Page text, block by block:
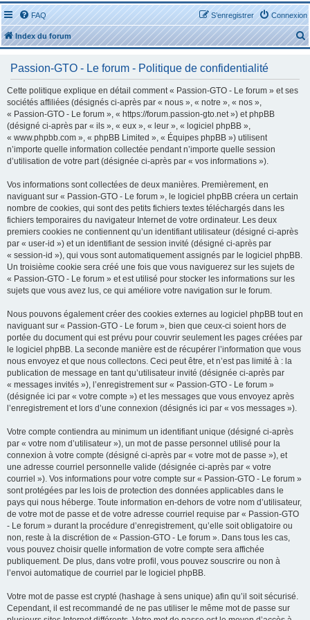
FAQ Connexion
S’enregistrer
Index du forum
e
Passion-GTO - Le forum - Politique de confidentialité
Cette politique explique en détail comment « Passion-GTO - Le forum » et ses
sociétés affiliées (désignés ci-après par « nous », « notre », « nos »,
« Passion-GTO - Le forum », « https://forum.passion-gto.net ») et phpBB
(désigné ci-après par « ils », « eux », « leur », « logiciel phpBB »,
« www.phpbb.com », « phpBB Limited », « Équipes phpBB ») utilisent
n’importe quelle information collectée pendant n’importe quelle session
d’utilisation de votre part (désignée ci-après par « vos informations »).
Vos informations sont collectées de deux manières. Premièrement, en
naviguant sur « Passion-GTO - Le forum », le logiciel phpBB créera un certain
nombre de cookies, qui sont des petits fichiers textes téléchargés dans les
fichiers temporaires du navigateur Internet de votre ordinateur. Les deux
premiers cookies ne contiennent qu’un identifiant utilisateur (désigné ci-après
par « user-id ») et un identifiant de session invité (désigné ci-après par
« session-id »), qui vous sont automatiquement assignés par le logiciel phpBB.
Un troisième cookie sera créé une fois que vous naviguerez sur les sujets de
« Passion-GTO - Le forum » et est utilisé pour stocker les informations sur les
sujets que vous avez lus, ce qui améliore votre navigation sur le forum.
Nous pouvons également créer des cookies externes au logiciel phpBB tout en
naviguant sur « Passion-GTO - Le forum », bien que ceux-ci soient hors de
portée du document qui est prévu pour couvrir seulement les pages créées par
le logiciel phpBB. La seconde manière est de récupérer l’information que vous
nous envoyez et que nous collectons. Ceci peut être, et n’est pas limité à : la
publication de message en tant qu’utilisateur invité (désignée ci-après par
« messages invités »), l’enregistrement sur « Passion-GTO - Le forum »
(désignée ici par « votre compte ») et les messages que vous envoyez après
l’enregistrement et lors d’une connexion (désignés ici par « vos messages »).
Votre compte contiendra au minimum un identifiant unique (désigné ci-après
par « votre nom d’utilisateur »), un mot de passe personnel utilisé pour la
connexion à votre compte (désigné ci-après par « votre mot de passe »), et
une adresse courriel personnelle valide (désignée ci-après par « votre
courriel »). Vos informations pour votre compte sur « Passion-GTO - Le forum »
sont protégées par les lois de protection des données applicables dans le
pays qui nous héberge. Toute information en-dehors de votre nom d’utilisateur,
de votre mot de passe et de votre adresse courriel requise par « Passion-GTO
- Le forum » durant la procédure d’enregistrement, qu’elle soit obligatoire ou
non, reste à la discrétion de « Passion-GTO - Le forum ». Dans tous les cas,
vous pouvez choisir quelle information de votre compte sera affichée
publiquement. De plus, dans votre profil, vous pouvez souscrire ou non à
l’envoi automatique de courriel par le logiciel phpBB.
Votre mot de passe est crypté (hashage à sens unique) afin qu’il soit sécurisé.
Cependant, il est recommandé de ne pas utiliser le même mot de passe sur